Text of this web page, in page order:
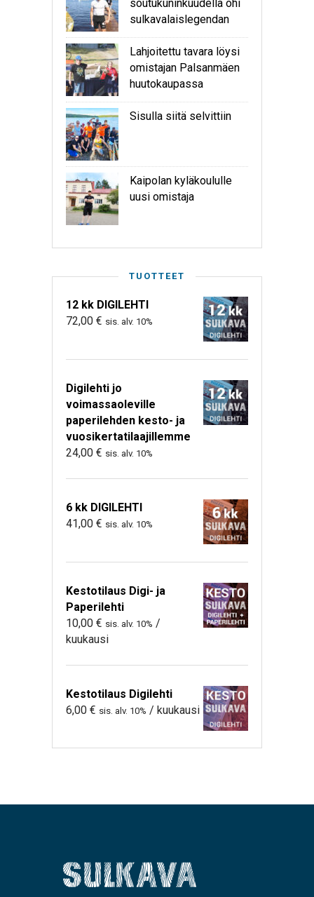
soutukuninkuudella ohi
sulkavalaislegendan
Lahjoitettu tavara löysi
omistajan Palsanmäen
huutokaupassa
Sisulla siitä selvittiin
Kaipolan kyläkoululle
uusi omistaja
TUOTTEET
12 kk DIGILEHTI
72,00 € sis. alv. 10%
Digilehti jo
voimassaoleville
paperilehden kesto- ja
vuosikertatilaajillemme
24,00 € sis. alv. 10%
6 kk DIGILEHTI
41,00 € sis. alv. 10%
Kestotilaus Digi- ja
Paperilehti
10,00 € sis. alv. 10% /
kuukausi
Kestotilaus Digilehti
6,00 € sis. alv. 10% / kuukausi